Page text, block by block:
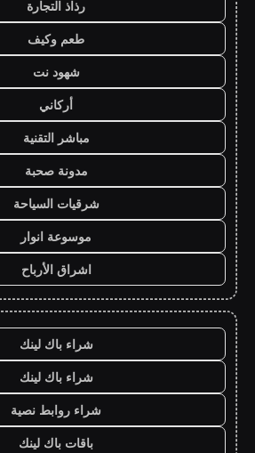
رذاذ التجارة
طعم وكيف
شهود نت
أركاني
مباشر التقنية
مدونة صحبة
شرقيات السياحة
موسوعة انوار
اشراق الأرباح
شراء باك لينك
شراء باك لينك
شراء روابط نصية
باقات باك لينك